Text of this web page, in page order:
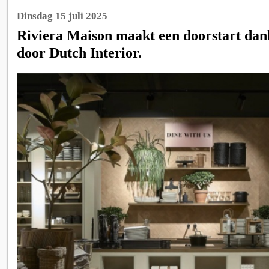
Dinsdag 15 juli 2025
Riviera Maison maakt een doorstart
door Dutch Interior.